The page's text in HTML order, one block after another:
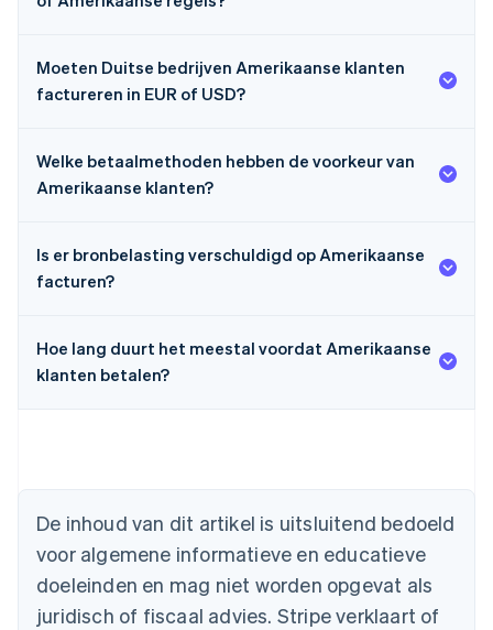
Moeten Duitse bedrijven Amerikaanse klanten
factureren in EUR of USD?
Welke betaalmethoden hebben de voorkeur van
Amerikaanse klanten?
Is er bronbelasting verschuldigd op Amerikaanse
facturen?
Hoe lang duurt het meestal voordat Amerikaanse
klanten betalen?
De inhoud van dit artikel is uitsluitend bedoeld
voor algemene informatieve en educatieve
doeleinden en mag niet worden opgevat als
juridisch of fiscaal advies. Stripe verklaart of
English
Nederlands Français DeutschEnglish
Brazilië
Português
Bulgarije
English